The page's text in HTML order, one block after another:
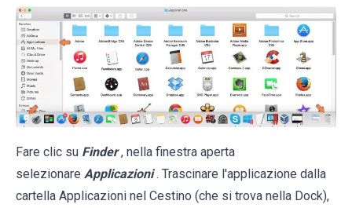
Fare clic su Finder , nella finestra aperta
selezionare Applicazioni . Trascinare l'applicazione dalla
cartella Applicazioni nel Cestino (che si trova nella Dock),